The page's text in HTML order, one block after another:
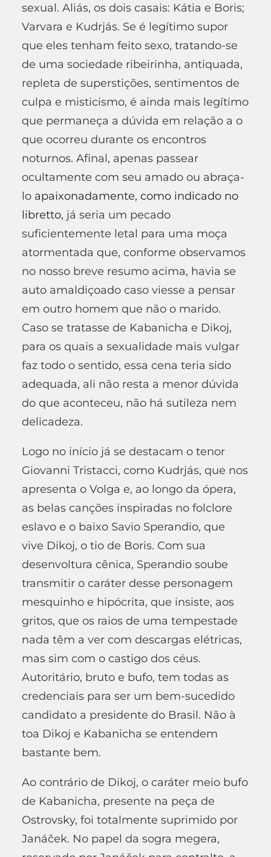
sexual. Aliás, os dois casais: Kátia e Boris;
Varvara e Kudrjás. Se é legítimo supor
que eles tenham feito sexo, tratando-se
de uma sociedade ribeirinha, antiquada,
repleta de superstições, sentimentos de
culpa e misticismo, é ainda mais legítimo
que permaneça a dúvida em relação a o
que ocorreu durante os encontros
noturnos. Afinal, apenas passear
ocultamente com seu amado ou abraça-
lo apaixonadamente, como indicado no
libretto, já seria um pecado
suficientemente letal para uma moça
atormentada que, conforme observamos
no nosso breve resumo acima, havia se
auto amaldiçoado caso viesse a pensar
em outro homem que não o marido.
Caso se tratasse de Kabanicha e Dikoj,
para os quais a sexualidade mais vulgar
faz todo o sentido, essa cena teria sido
adequada, ali não resta a menor dúvida
do que aconteceu, não há sutileza nem
delicadeza.
Logo no início já se destacam o tenor
Giovanni Tristacci, como Kudrjás, que nos
apresenta o Volga e, ao longo da ópera,
as belas canções inspiradas no folclore
eslavo e o baixo Savio Sperandio, que
vive Dikoj, o tio de Boris. Com sua
desenvoltura cênica, Sperandio soube
transmitir o caráter desse personagem
mesquinho e hipócrita, que insiste, aos
gritos, que os raios de uma tempestade
nada têm a ver com descargas elétricas,
mas sim com o castigo dos céus.
Autoritário, bruto e bufo, tem todas as
credenciais para ser um bem-sucedido
candidato a presidente do Brasil. Não à
toa Dikoj e Kabanicha se entendem
bastante bem.
Ao contrário de Dikoj, o caráter meio bufo
de Kabanicha, presente na peça de
Ostrovsky, foi totalmente suprimido por
Janáček. No papel da sogra megera,